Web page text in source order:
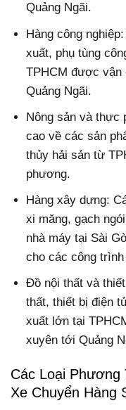
Quảng Ngãi.
Hàng công
xuất, phụ tùng
TPHCM được vận
Quảng Ngãi.
Nông sản và thực
cao về các sản
thủy hải sản từ
phương.
Hàng xây dựng:
xi măng, gạch
nhà máy tại Sài
cho các công
Đồ nội thất và
thất, thiết bị điện
xuất lớn tại
xuyên tới Quảng
Các Loại Phương
Xe Chuyển Hàng